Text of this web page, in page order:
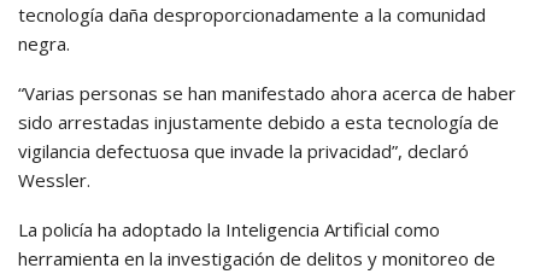
tecnología daña desproporcionadamente a la comunidad
negra.
“Varias personas se han manifestado ahora acerca de haber
sido arrestadas injustamente debido a esta tecnología de
vigilancia defectuosa que invade la privacidad”, declaró
Wessler.
La policía ha adoptado la Inteligencia Artificial como
herramienta en la investigación de delitos y monitoreo de